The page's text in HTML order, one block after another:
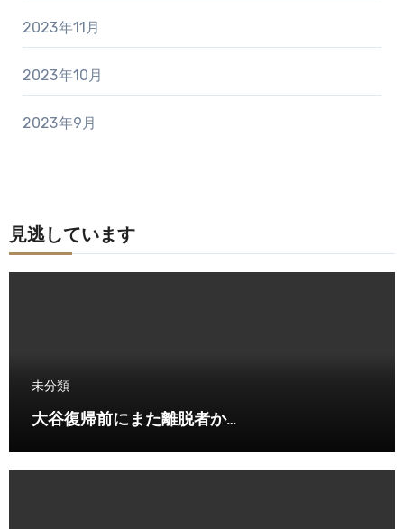
2023年11月
2023年10月
2023年9月
見逃しています
未分類
大谷復帰前にまた離脱者か…